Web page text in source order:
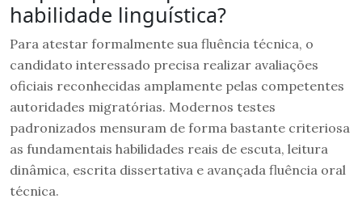
habilidade linguística?
Para atestar formalmente sua fluência técnica, o
candidato interessado precisa realizar avaliações
oficiais reconhecidas amplamente pelas competentes
autoridades migratórias. Modernos testes
padronizados mensuram de forma bastante criteriosa
as fundamentais habilidades reais de escuta, leitura
dinâmica, escrita dissertativa e avançada fluência oral
técnica.